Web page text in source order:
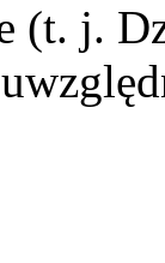
(t. j.